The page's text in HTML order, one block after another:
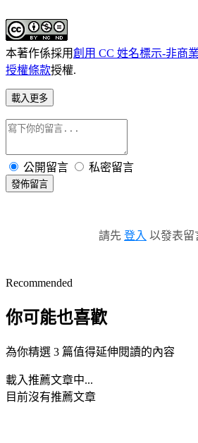
本著作係採用創用 CC 姓名標示-非商
授權條款授權.
載入更多
公開留言 私密留言
發佈留言
請先 登入 以發表留
Recommended
你可能也喜歡
為你精選 3 篇值得延伸閱讀的內容
載入推薦文章中...
目前沒有推薦文章